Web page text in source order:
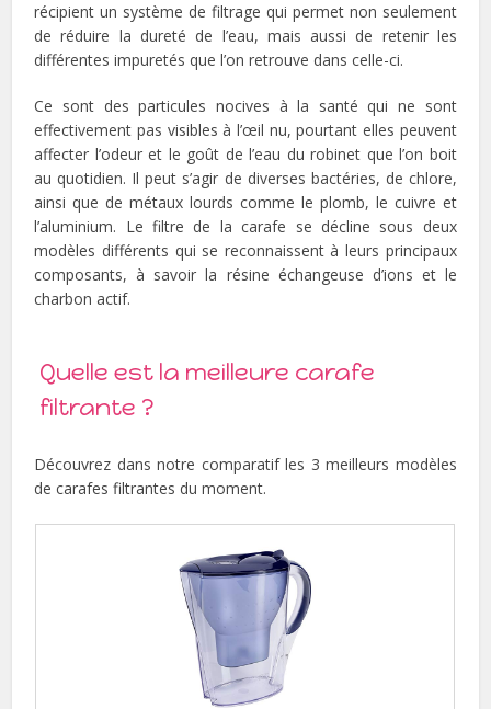
récipient un système de filtrage qui permet non seulement
de réduire la dureté de l’eau, mais aussi de retenir les
différentes impuretés que l’on retrouve dans celle-ci.
Ce sont des particules nocives à la santé qui ne sont
effectivement pas visibles à l’œil nu, pourtant elles peuvent
affecter l’odeur et le goût de l’eau du robinet que l’on boit
au quotidien. Il peut s’agir de diverses bactéries, de chlore,
ainsi que de métaux lourds comme le plomb, le cuivre et
l’aluminium. Le filtre de la carafe se décline sous deux
modèles différents qui se reconnaissent à leurs principaux
composants, à savoir la résine échangeuse d’ions et le
charbon actif.
Quelle est la meilleure carafe
filtrante ?
Découvrez dans notre comparatif les 3 meilleurs modèles
de carafes filtrantes du moment.